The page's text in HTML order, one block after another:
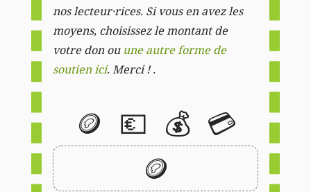
nos lecteur·rices. Si vous en avez les
moyens, choisissez le montant de
votre don ou une autre forme de
soutien ici. Merci ! .
🪙 💶 💰 💳
🪙